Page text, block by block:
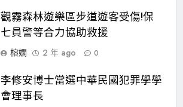
觀霧森林遊樂區步道遊客受傷!保
七員警等合力協助救援
榕嫻
2 年 ago 0
李修安博士當選中華民國犯罪學學
會理事長